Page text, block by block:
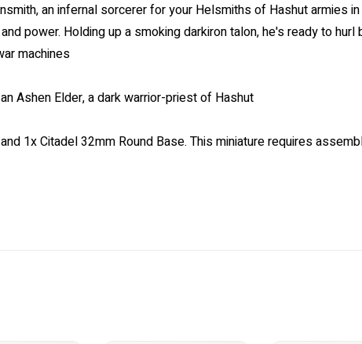
an infernal sorcerer for your Helsmiths of Hashut armies
power. Holding up a smoking darkiron talon, he's ready to
machines.
Ashen Elder, a dark warrior-priest of Hashut.
1x Citadel 32mm Round Base. This miniature requires